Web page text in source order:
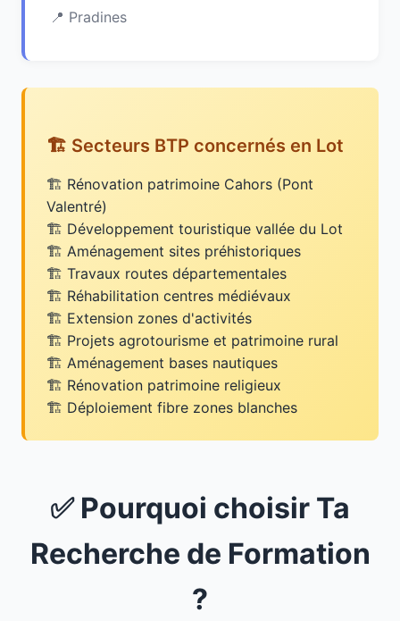
Pradines
🏗️ Secteurs BTP concernés en Lot
Rénovation patrimoine Cahors (Pont
Valentré)
Développement touristique vallée du Lot
Aménagement sites préhistoriques
Travaux routes départementales
Réhabilitation centres médiévaux
Extension zones d'activités
Projets agrotourisme et patrimoine rural
Aménagement bases nautiques
Rénovation patrimoine religieux
Déploiement fibre zones blanches
✅ Pourquoi choisir Ta
Recherche de Formation
?